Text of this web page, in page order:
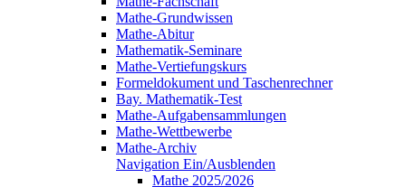
Mathe-Grundwissen
Mathe-Abitur
Mathematik-Seminare
Mathe-Vertiefungskurs
Formeldokument und Taschenrechner
Bay. Mathematik-Test
Mathe-Aufgabensammlungen
Mathe-Wettbewerbe
Mathe-Archiv
Navigation Ein/Ausblenden
Mathe 2025/2026